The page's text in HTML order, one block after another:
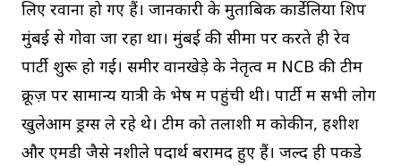
लिए रवाना हो गए हैं। जानकारी के मुताबिक कार्डेलिया शिप
मुंबई से गोवा जा रहा था। मुंबई की सीमा पर करते ही रेव
पार्टी शुरू हो गई। समीर वानखेड़े के नेतृत्व में NCB की टीम
क्रूज़ पर सामान्य यात्री के भेष में पहुंची थी। पार्टी में सभी लोग
खुलेआम ड्रग्स ले रहे थे। टीम को तलाशी में कोकीन, हशीश
और एमडी जैसे नशीले पदार्थ बरामद हुए हैं। जल्द ही पकडे